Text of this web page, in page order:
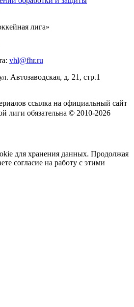
лига»
vhl@fhr.ru
Автозаводская, д. 21, стр.1
ссылка на официальный сайт
лиги обязательна © 2010-2026
для хранения данных. Продолжая
согласие на работу с этими